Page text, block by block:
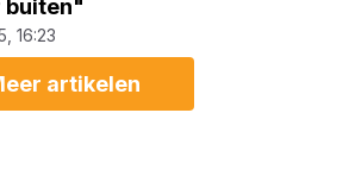
buiten"
16:23
artikelen